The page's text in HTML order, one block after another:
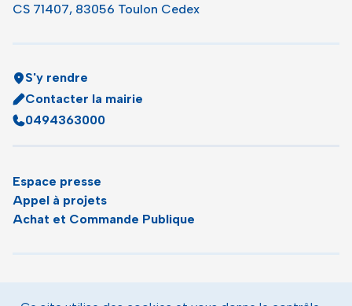
CS 71407, 83056 Toulon Cedex
S'y rendre
Contacter la mairie
0494363000
Espace presse
Appel à projets
Achat et Commande Publique